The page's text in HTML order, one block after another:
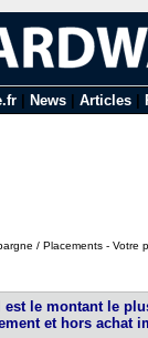
News Articles
/ Placements - Votre
est le montant le
et hors achat